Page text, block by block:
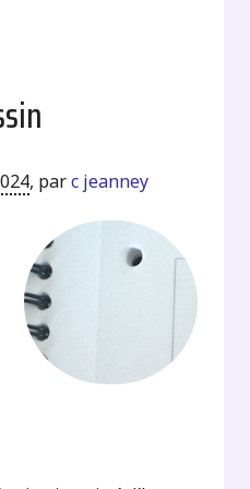
, parc jeanney